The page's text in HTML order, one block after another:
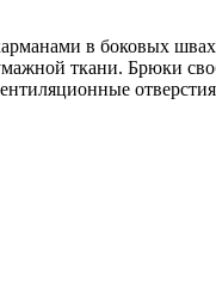
в боковых
ткани. Брюки